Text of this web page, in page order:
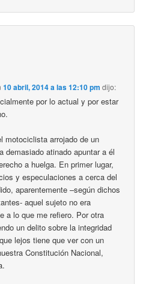
10 abril, 2014 a las 12:10 pm dijo:
por lo actual y por estar
motociclista arrojado de un
demasiado atinado apuntar a él
a huelga. En primer lugar,
y especulaciones a cerca del
aparentemente –según dichos
aquel sujeto no era
a lo que me refiero. Por otra
un delito sobre la integridad
lejos tiene que ver con un
Constitución Nacional,